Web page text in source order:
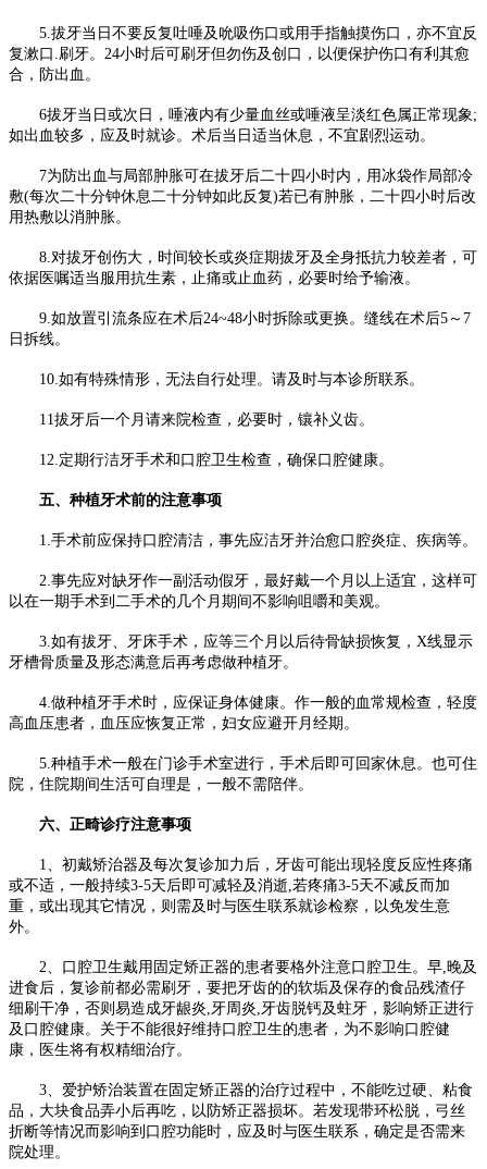
5.拔牙当日不要反复吐唾及吮吸伤口或用手指触摸伤口，亦不宜反
复漱口.刷牙。24小时后可刷牙但勿伤及创口，以便保护伤口有利其愈
合，防出血。
6拔牙当日或次日，唾液内有少量血丝或唾液呈淡红色属正常现象;
如出血较多，应及时就诊。术后当日适当休息，不宜剧烈运动。
7为防出血与局部肿胀可在拔牙后二十四小时内，用冰袋作局部冷
敷(每次二十分钟休息二十分钟如此反复)若已有肿胀，二十四小时后改
用热敷以消肿胀。
8.对拔牙创伤大，时间较长或炎症期拔牙及全身抵抗力较差者，可
依据医嘱适当服用抗生素，止痛或止血药，必要时给予输液。
9.如放置引流条应在术后24~48小时拆除或更换。缝线在术后5～7
日拆线。
10.如有特殊情形，无法自行处理。请及时与本诊所联系。
11拔牙后一个月请来院检查，必要时，镶补义齿。
12.定期行洁牙手术和口腔卫生检查，确保口腔健康。
五、种植牙术前的注意事项
1.手术前应保持口腔清洁，事先应洁牙并治愈口腔炎症、疾病等。
2.事先应对缺牙作一副活动假牙，最好戴一个月以上适宜，这样可
以在一期手术到二手术的几个月期间不影响咀嚼和美观。
3.如有拔牙、牙床手术，应等三个月以后待骨缺损恢复，X线显示
牙槽骨质量及形态满意后再考虑做种植牙。
4.做种植牙手术时，应保证身体健康。作一般的血常规检查，轻度
高血压患者，血压应恢复正常，妇女应避开月经期。
5.种植手术一般在门诊手术室进行，手术后即可回家休息。也可住
院，住院期间生活可自理是，一般不需陪伴。
六、正畸诊疗注意事项
1、初戴矫治器及每次复诊加力后，牙齿可能出现轻度反应性疼痛
或不适，一般持续3-5天后即可减轻及消逝,若疼痛3-5天不减反而加
重，或出现其它情况，则需及时与医生联系就诊检察，以免发生意
外。
2、口腔卫生戴用固定矫正器的患者要格外注意口腔卫生。早,晚及
进食后，复诊前都必需刷牙，要把牙齿的的软垢及保存的食品残渣仔
细刷干净，否则易造成牙龈炎,牙周炎,牙齿脱钙及蛀牙，影响矫正进行
及口腔健康。关于不能很好维持口腔卫生的患者，为不影响口腔健
康，医生将有权精细治疗。
3、爱护矫治装置在固定矫正器的治疗过程中，不能吃过硬、粘食
品，大块食品弄小后再吃，以防矫正器损坏。若发现带环松脱，弓丝
折断等情况而影响到口腔功能时，应及时与医生联系，确定是否需来
院处理。